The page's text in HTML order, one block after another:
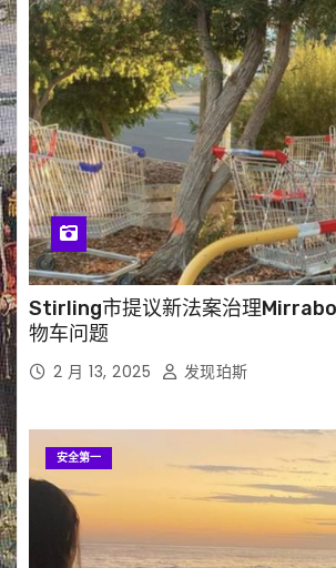
Stirling市提议新法案治理
物车问题
2 月 13, 2025 发现珀斯
安全第一